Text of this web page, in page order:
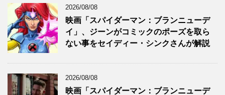
2026/08/08
映画「スパイダーマン：ブランニューデ
イ」、ジーンがコミックのポーズを取ら
ない事をセイディー・シンクさんが解説
2026/08/08
映画「スパイダーマン：ブランニューデ